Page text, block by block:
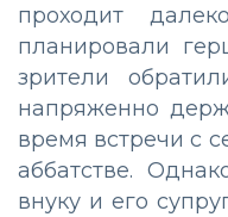
проходит
планировали
зрители
напряженно
время встречи с
аббатстве.
внуку и его